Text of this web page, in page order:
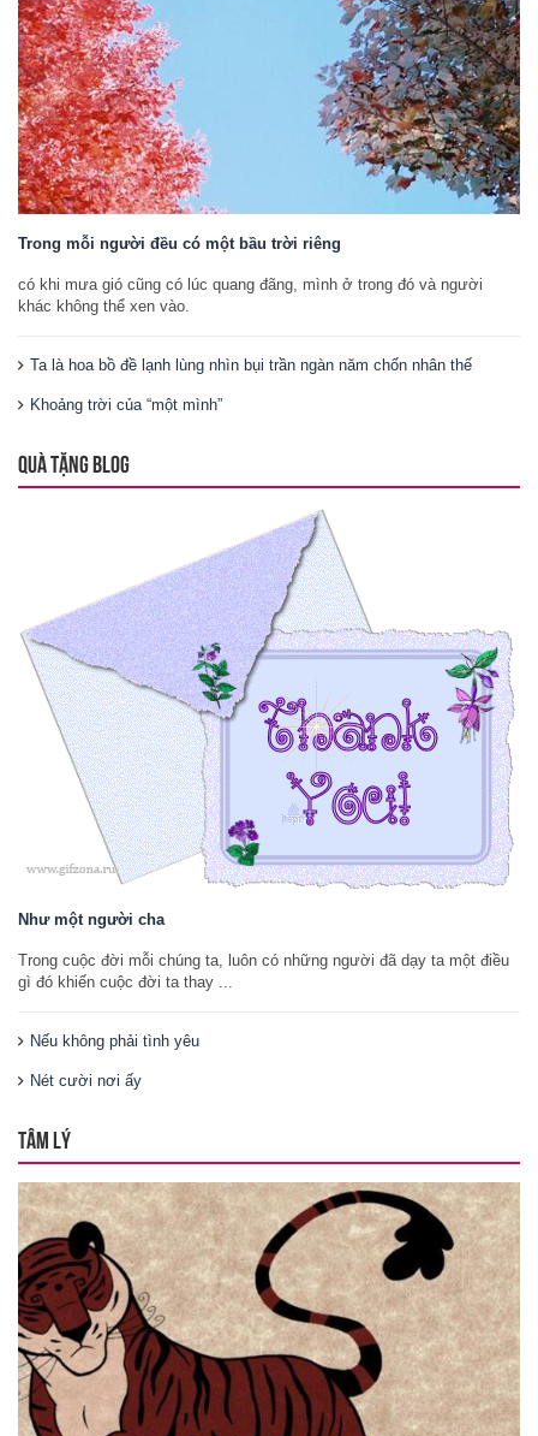
Trong mỗi người đều có một bầu trời riêng
có khi mưa gió cũng có lúc quang đãng, mình ở trong đó và người
khác không thể xen vào.
Ta là hoa bồ đề lạnh lùng nhìn bụi trần ngàn năm chốn nhân thế
Khoảng trời của “một mình”
QUÀ TẶNG BLOG
Như một người cha
Trong cuộc đời mỗi chúng ta, luôn có những người đã dạy ta một điều
gì đó khiến cuộc đời ta thay ...
Nếu không phải tình yêu
Nét cười nơi ấy
TÂM LÝ